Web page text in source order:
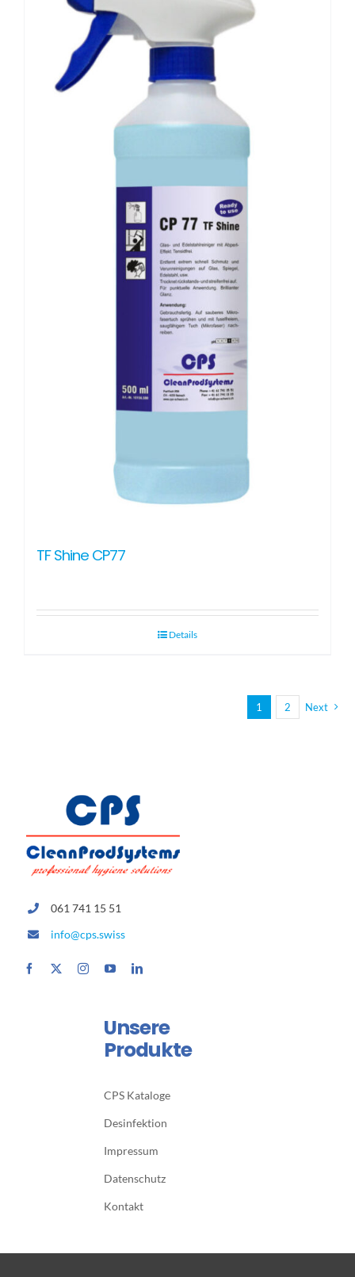
TF Shine CP77
Details
1 2 Next
061 741 15 51
info@cps.swiss
Unsere
Produkte
CPS Kataloge
Desinfektion
Impressum
Datenschutz
Kontakt